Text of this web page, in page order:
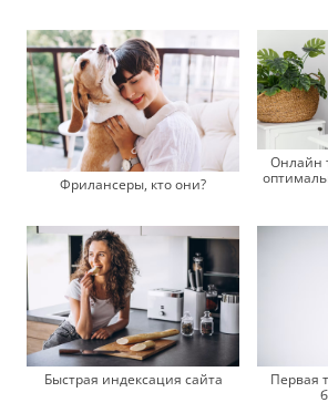
Фрилансеры, кто они?
Онлайн
Быстрая индексация сайта
Первая